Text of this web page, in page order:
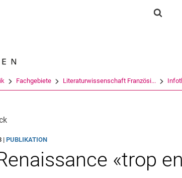
Springe direkt zu: Inhalt
Springe direkt zu: Suche
Springe direkt zu:
Fachgebiete Literaturwissenschaft Französi...
|PUBLIKATION
«trop